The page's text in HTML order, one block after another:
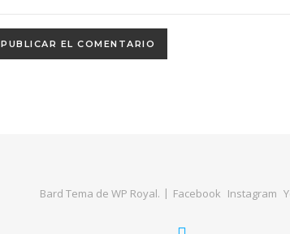
Bard Tema de WP Royal. Facebook Instagram